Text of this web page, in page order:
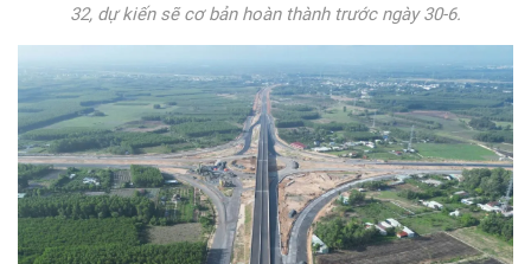
32, dự kiến sẽ cơ bản hoàn thành trước ngày 30-6.